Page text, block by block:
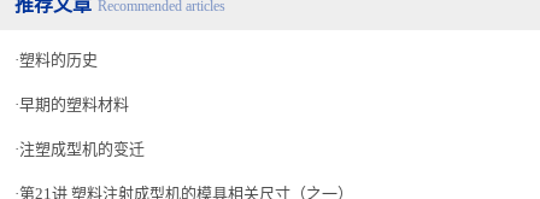
推荐文章 Recommended articles
塑料的历史
早期的塑料材料
注塑成型机的变迁
第21讲 塑料注射成型机的模具相关尺寸（之一）